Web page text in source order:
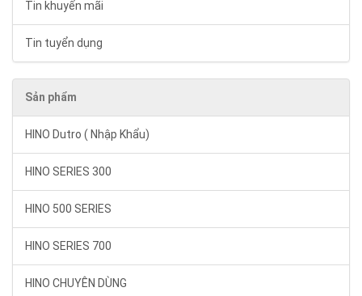
Tin khuyến mãi
Tin tuyển dụng
Sản phẩm
HINO Dutro ( Nhập Khẩu)
HINO SERIES 300
HINO 500 SERIES
HINO SERIES 700
HINO CHUYÊN DÙNG